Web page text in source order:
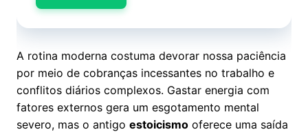
A rotina moderna costuma devorar nossa paciência
por meio de cobranças incessantes no trabalho e
conflitos diários complexos. Gastar energia com
fatores externos gera um esgotamento mental
severo, mas o antigo estoicismo oferece uma saída